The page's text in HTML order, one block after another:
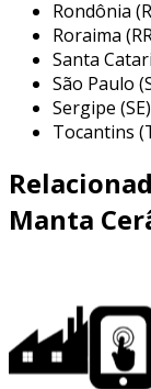
processo
fabricação
fornos e
que as
qualidade
indústria
essencial.
indústria
caldeiras e
Rondônia
Roraima
Santa
São Paulo
Sergipe (SE)
Tocantins
Manta